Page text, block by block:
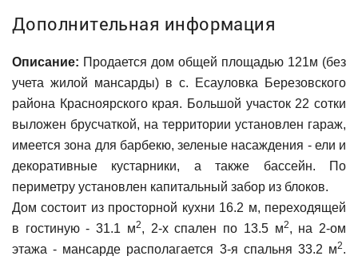
Дополнительная информация
Описание: Продается дом общей площадью 121м (без
учета жилой мансарды) в с. Есауловка Березовского
района Красноярского края. Большой участок 22 сотки
выложен брусчаткой, на территории установлен гараж,
имеется зона для барбекю, зеленые насаждения - ели и
декоративные кустарники, а также бассейн. По
периметру установлен капитальный забор из блоков.
Дом состоит из просторной кухни 16.2 м, переходящей
в гостиную - 31.1 м2, 2-х спален по 13.5 м2, на 2-ом
этажа - мансарде располагается 3-я спальня 33.2 м2.